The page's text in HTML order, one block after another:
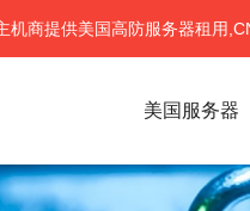
机商提供美国高防服务器租用
美国服务器